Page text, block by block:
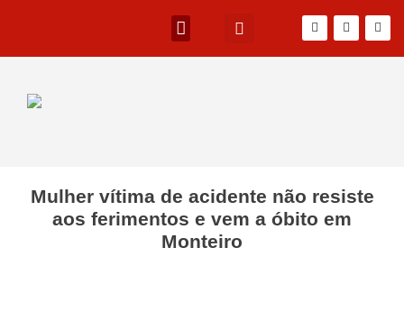
Mulher vítima de acidente não resiste
aos ferimentos e vem a óbito em
Monteiro